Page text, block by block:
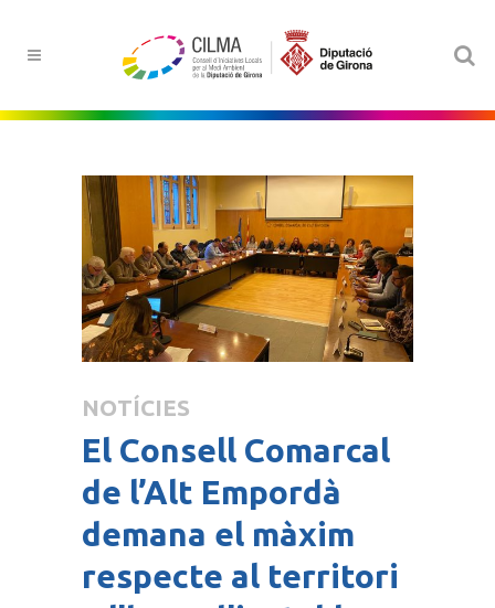
NOTÍCIES
El Consell Comarcal
de l’Alt Empordà
demana el màxim
respecte al territori